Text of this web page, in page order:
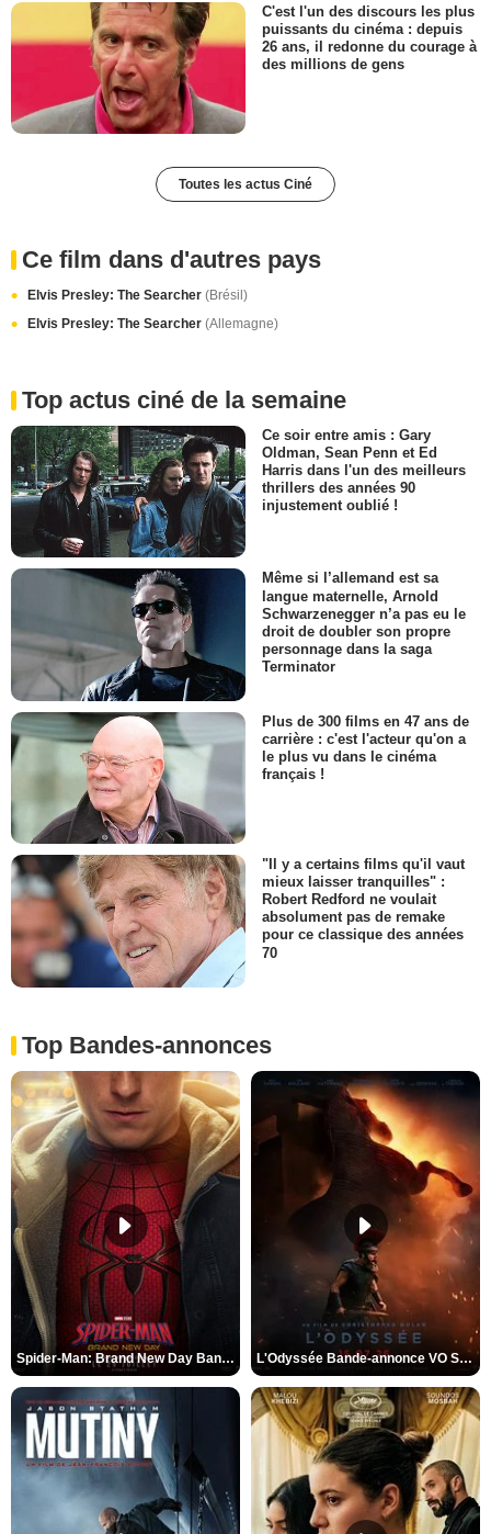
C'est l'un des discours les plus
puissants du cinéma : depuis
26 ans, il redonne du courage à
des millions de gens
Toutes les actus Ciné
Ce film dans d'autres pays
Elvis Presley: The Searcher (Brésil)
Elvis Presley: The Searcher (Allemagne)
Top actus ciné de la semaine
Ce soir entre amis : Gary
Oldman, Sean Penn et Ed
Harris dans l'un des meilleurs
thrillers des années 90
injustement oublié !
Même si l’allemand est sa
langue maternelle, Arnold
Schwarzenegger n’a pas eu le
droit de doubler son propre
personnage dans la saga
Terminator
Plus de 300 films en 47 ans de
carrière : c'est l'acteur qu'on a
le plus vu dans le cinéma
français !
"Il y a certains films qu'il vaut
mieux laisser tranquilles" :
Robert Redford ne voulait
absolument pas de remake
pour ce classique des années
70
Top Bandes-annonces
Spider-Man: Brand New Day Bande-annonce VO STFR L'Odyssée Bande-annonce VO STFR